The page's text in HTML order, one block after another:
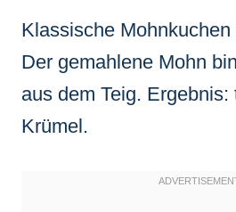
Klassische
Der gemahlene Mohn
aus dem Teig.
Krümel.